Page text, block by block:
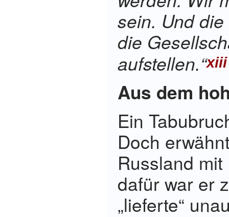
sein. Und
die
aufstellen.“xiii
Aus dem
Ein
Doch
Russland
dafür war er
„lieferte“